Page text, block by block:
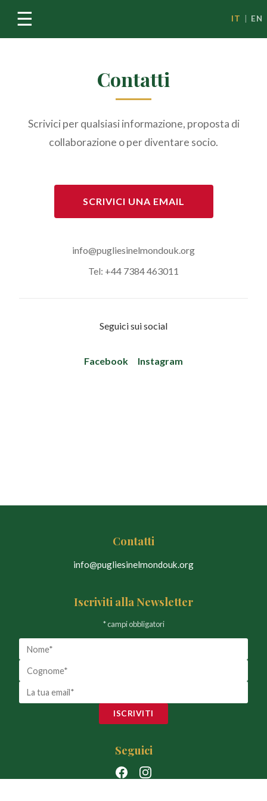
☰ IT EN
Contatti
Scrivici per qualsiasi informazione, proposta di
collaborazione o per diventare socio.
SCRIVICI UNA EMAIL
info@pugliesinelmondouk.org
Tel: +44 7384 463011
Seguici sui social
Facebook Instagram
Contatti
info@pugliesinelmondouk.org
Iscriviti alla Newsletter
* campi obbligatori
ISCRIVITI
Seguici